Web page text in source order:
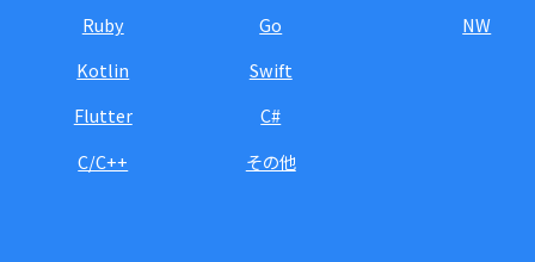
Ruby
Go
Kotlin
Swift
Flutter
C#
C/C++
その他
NW